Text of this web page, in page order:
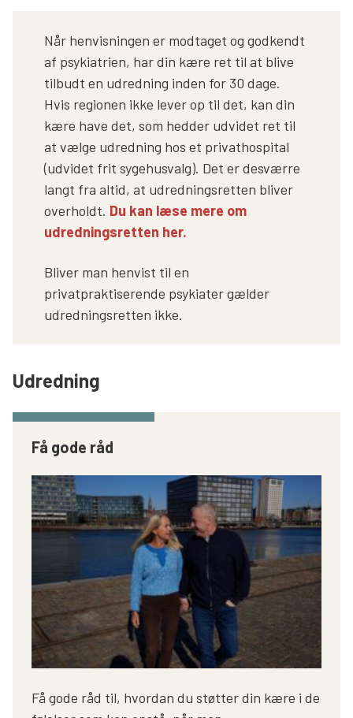
Når henvisningen er modtaget og godkendt
af psykiatrien, har din kære ret til at blive
tilbudt en udredning inden for 30 dage.
Hvis regionen ikke lever op til det, kan din
kære have det, som hedder udvidet ret til
at vælge udredning hos et privathospital
(udvidet frit sygehusvalg). Det er desværre
langt fra altid, at udredningsretten bliver
overholdt. Du kan læse mere om
udredningsretten her.
Bliver man henvist til en
privatpraktiserende psykiater gælder
udredningsretten ikke.
Udredning
Få gode råd
Få gode råd til, hvordan du støtter din kære i de